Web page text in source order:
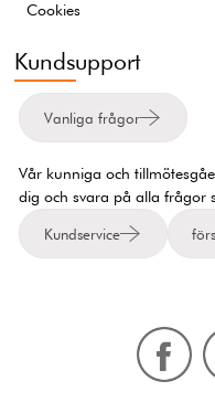
Cookies
Kundsupport
Vanliga frågor
Vår kunniga och
dig och svara på alla frågor
Kundservice